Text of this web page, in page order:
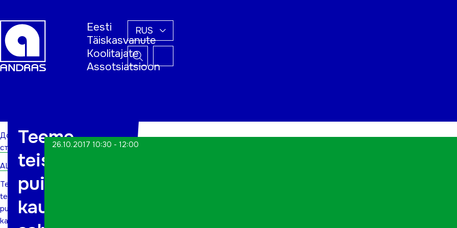
Eesti
Täiskasvanute
Koolitajate
Assotsiatsioon
RUS
Домашняя
страница
ALWs
Teeme
teistmoodi-
puidust
kaunistatud
Teeme
teistmoodi-
puidust
kaunistatud
26.10.2017 10:30 - 12:00